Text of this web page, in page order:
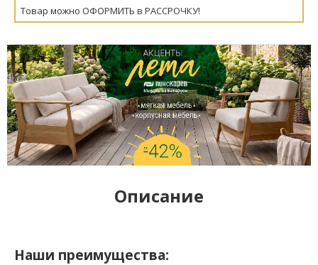
Товар можно ОФОРМИТЬ в РАССРОЧКУ!
Описание
Наши преимущества: